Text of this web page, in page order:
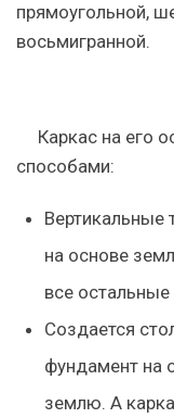
прямоугольной,
восьмигранной.
Каркас на его
способами:
Вертикальные
на основе
все
Создается
фундамент на
землю. А